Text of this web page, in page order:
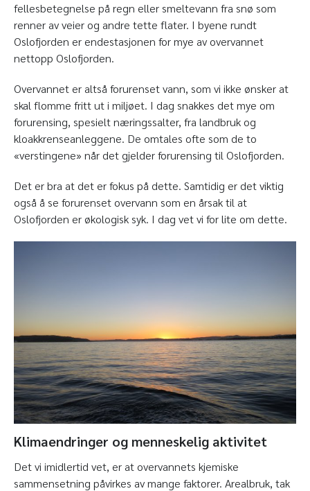
fellesbetegnelse på regn eller smeltevann fra snø som
renner av veier og andre tette flater. I byene rundt
Oslofjorden er endestasjonen for mye av overvannet
nettopp Oslofjorden.
Overvannet er altså forurenset vann, som vi ikke ønsker at
skal flomme fritt ut i miljøet. I dag snakkes det mye om
forurensing, spesielt næringssalter, fra landbruk og
kloakkrenseanleggene. De omtales ofte som de to
«verstingene» når det gjelder forurensing til Oslofjorden.
Det er bra at det er fokus på dette. Samtidig er det viktig
også å se forurenset overvann som en årsak til at
Oslofjorden er økologisk syk. I dag vet vi for lite om dette.
Klimaendringer og menneskelig aktivitet
Det vi imidlertid vet, er at overvannets kjemiske
sammensetning påvirkes av mange faktorer. Arealbruk, tak